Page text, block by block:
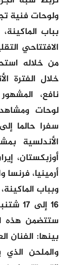
ولوحات فنية
الافتتاحي
من خلاله
خلال الفترة
نافع،
لوحات
سفرا حالما
الأندلسية
أوزبكستان،
أرمينيا، فرنسا
وبباب
ستتضمن هذه
بينها:
والملحن الذي